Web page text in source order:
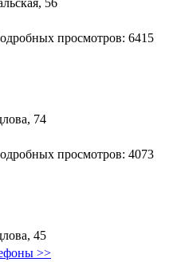
просмотров: 6415
74
просмотров: 4073
45
>>